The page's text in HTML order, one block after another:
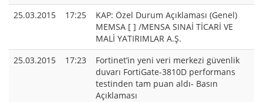
25.03.2015
17:25
KAP: Özel Durum Açıklaması (Genel)
MEMSA [ ] /MENSA SINAİ TİCARİ VE
MALİ YATIRIMLAR A.Ş.
25.03.2015
17:23
Fortinet’in yeni veri merkezi güvenlik
duvarı FortiGate-3810D performans
testinden tam puan aldı- Basın
Açıklaması